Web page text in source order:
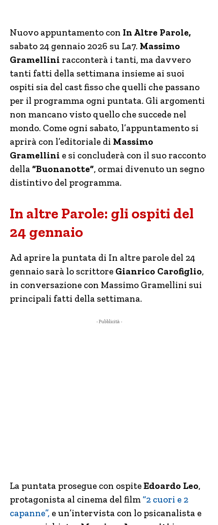
Nuovo appuntamento con In Altre Parole,
sabato 24 gennaio 2026 su La7. Massimo
Gramellini racconterà i tanti, ma davvero
tanti fatti della settimana insieme ai suoi
ospiti sia del cast fisso che quelli che passano
per il programma ogni puntata. Gli argomenti
non mancano visto quello che succede nel
mondo. Come ogni sabato, l’appuntamento si
aprirà con l’editoriale di Massimo
Gramellini e si concluderà con il suo racconto
della“Buonanotte”, ormai divenuto un segno
distintivo del programma.
In altre Parole: gli ospiti del
24 gennaio
Ad aprire la puntata di In altre parole del 24
gennaio sarà lo scrittore Gianrico Carofiglio,
in conversazione con Massimo Gramellini sui
principali fatti della settimana.
- Pubblicità -
La puntata prosegue con ospiteEdoardo Leo,
protagonista al cinema del film“2 cuori e 2
capanne”, e un’intervista con lo psicanalista e